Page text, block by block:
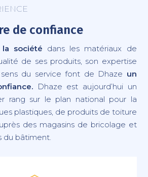
de confiance
la société dans les matériaux de
de ses produits, son expertise
du service font de Dhaze un
Dhaze est aujourd’hui un
rang sur le plan national pour la
plastiques, de produits de toiture
des magasins de bricolage et
du bâtiment.